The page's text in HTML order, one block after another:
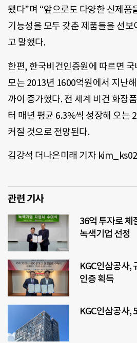
됐다”며 “앞으로도 다양한 신제품
기능성을 모두 갖춘 제품들을 선
고 말했다.
한편, 한국비건인증원에 따르면
모는 2013년 1600억원에서 지난
까이 증가했다. 전 세계 비건 화장
터 매년 평균 6.3%씩 성장해 오는
커질 것으로 전망된다.
김강석 더나은미래 기자
관련 기사
36억 투자로
녹색기업 선정
KGC인삼공사,
인증 획득
KGC인삼공사,